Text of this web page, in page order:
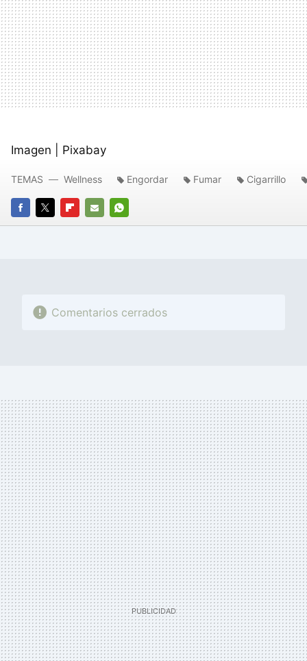
Imagen | Pixabay
FACEBOOK
TWITTERFLIPBOARD
E-
WHATSAPP
TEMAS Wellness Engordar Fumar Cigarrillo
Comentarios cerrados